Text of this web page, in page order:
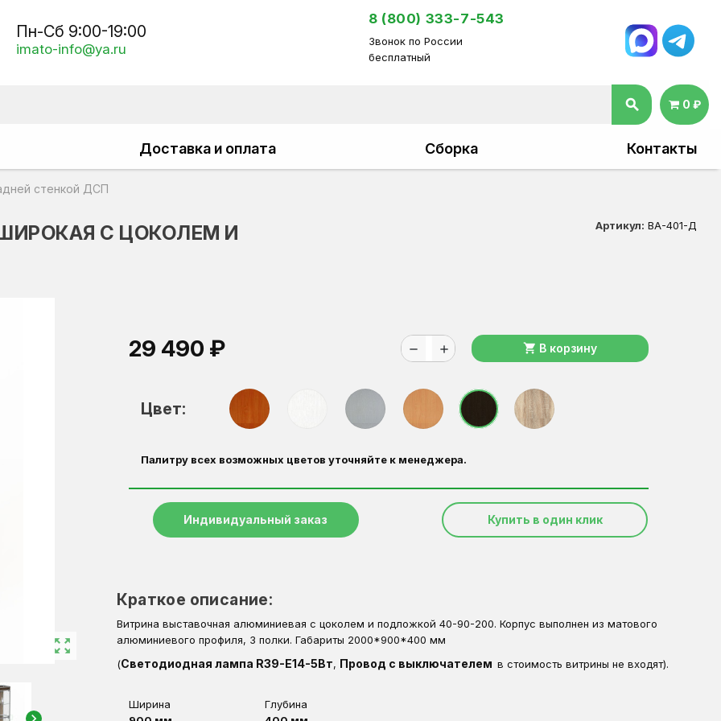
Пн-Сб 9:00-19:00
imato-info@ya.ru
8 (800) 333-7-543
Звонок по России
бесплатный
search 0 ₽
Доставка и оплата Сборка Контакты
стенкой ДСП
С ЦОКОЛЕМ И
Артикул: ВА-401-Д
zoom_out_map
29 490 ₽ remove add shopping_cart В корзину
Цвет:
Палитру всех возможных цветов уточняйте к менеджера.
Индивидуальный заказ Купить в один клик
Краткое описание:
Витрина выставочная алюминиевая с цоколем и подложкой 40-90-200. Корпус выполнен из матового
алюминиевого профиля, 3 полки. Габариты 2000*900*400 мм
(Светодиодная лампа R39-E14-5Вт, Провод с выключателем в стоимость витрины не входят).
Ширина
Глубина